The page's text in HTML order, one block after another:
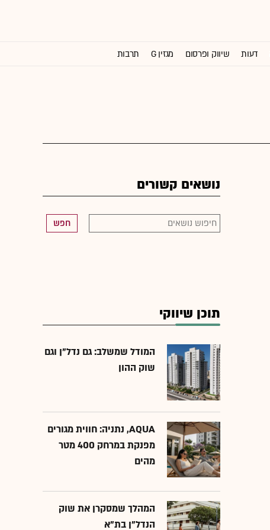
דעות שיווק ופרסום מגזין G תרבות
נושאים קשורים
חפש
תוכן שיווקי
המודל שמשלב: גם נדל"ן וגם
שוק ההון
AQUA, נתניה: חווית מגורים
מפנקת במרחק 400 מטר
מהים
המהלך שמסקרן את שוק
הנדל"ן בת"א